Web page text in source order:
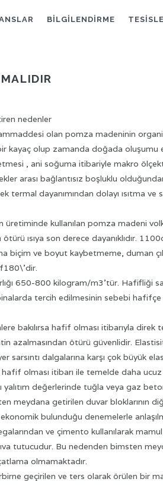
BİLGİLENDİRME
nedenler
olan pomza madeninin
kayaç olup zamanda doğada oluşumu
, ani soğuma itibariyle makro
arası bağlantısız boşluklu
termal dayanımından dolayı ısıtma
üretiminde kullanılan pomza madeni
ısıya son derece dayanıklıdır.
biçim ve boyut kaybetmeme, duman
f180\'dir.
650-800 kilogram/m3’tür. Hafifliği
binalarda tercih edilmesinin sebebi
bakılırsa hafif olması itibarıyla direk
azalmasından ötürü güvenlidir.
sarsıntı dalgalarına karşı çok büyük
olması itibarı ile temelde daha
yalıtım değerlerinde tuğla veya gaz
meydana getirilen duvar bloklarının
bulunduğu denemelerle
ve çimento kullanılarak
tutucudur. Bu nedenden bimsten
olmamaktadır.
geçirilen ve ters olarak örülen bir